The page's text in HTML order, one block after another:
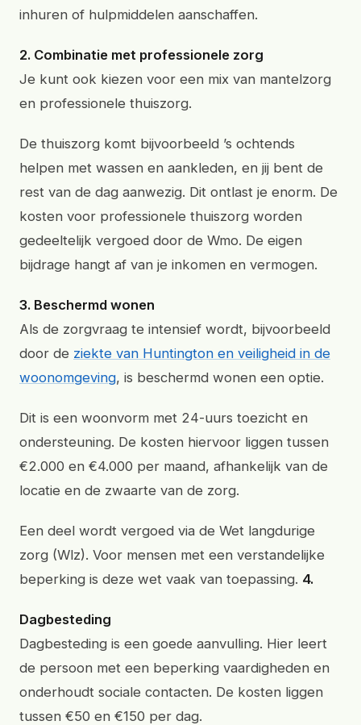
inhuren of hulpmiddelen aanschaffen.
2. Combinatie met professionele zorg
Je kunt ook kiezen voor een mix van mantelzorg
en professionele thuiszorg.
De thuiszorg komt bijvoorbeeld ’s ochtends
helpen met wassen en aankleden, en jij bent de
rest van de dag aanwezig. Dit ontlast je enorm. De
kosten voor professionele thuiszorg worden
gedeeltelijk vergoed door de Wmo. De eigen
bijdrage hangt af van je inkomen en vermogen.
3. Beschermd wonen
Als de zorgvraag te intensief wordt, bijvoorbeeld
door de ziekte van Huntington en veiligheid in de
woonomgeving, is beschermd wonen een optie.
Dit is een woonvorm met 24-uurs toezicht en
ondersteuning. De kosten hiervoor liggen tussen
€2.000 en €4.000 per maand, afhankelijk van de
locatie en de zwaarte van de zorg.
Een deel wordt vergoed via de Wet langdurige
zorg (Wlz). Voor mensen met een verstandelijke
beperking is deze wet vaak van toepassing. 4.
Dagbesteding
Dagbesteding is een goede aanvulling. Hier leert
de persoon met een beperking vaardigheden en
onderhoudt sociale contacten. De kosten liggen
tussen €50 en €150 per dag.